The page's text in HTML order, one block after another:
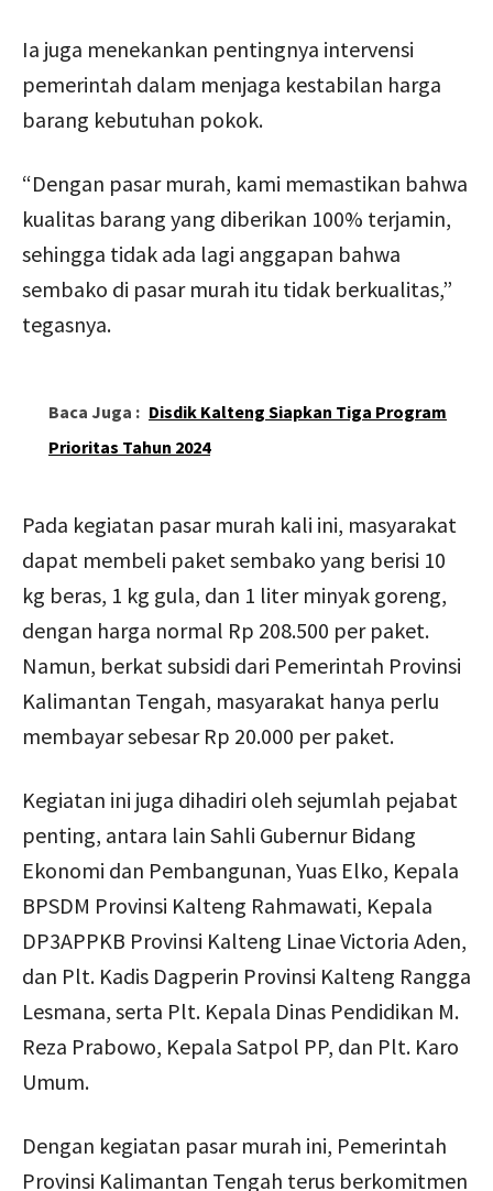
Ia juga menekankan pentingnya intervensi
pemerintah dalam menjaga kestabilan harga
barang kebutuhan pokok.
“Dengan pasar murah, kami memastikan bahwa
kualitas barang yang diberikan 100% terjamin,
sehingga tidak ada lagi anggapan bahwa
sembako di pasar murah itu tidak berkualitas,”
tegasnya.
Baca Juga : Disdik Kalteng Siapkan Tiga Program
Prioritas Tahun 2024
Pada kegiatan pasar murah kali ini, masyarakat
dapat membeli paket sembako yang berisi 10
kg beras, 1 kg gula, dan 1 liter minyak goreng,
dengan harga normal Rp 208.500 per paket.
Namun, berkat subsidi dari Pemerintah Provinsi
Kalimantan Tengah, masyarakat hanya perlu
membayar sebesar Rp 20.000 per paket.
Kegiatan ini juga dihadiri oleh sejumlah pejabat
penting, antara lain Sahli Gubernur Bidang
Ekonomi dan Pembangunan, Yuas Elko, Kepala
BPSDM Provinsi Kalteng Rahmawati, Kepala
DP3APPKB Provinsi Kalteng Linae Victoria Aden,
dan Plt. Kadis Dagperin Provinsi Kalteng Rangga
Lesmana, serta Plt. Kepala Dinas Pendidikan M.
Reza Prabowo, Kepala Satpol PP, dan Plt. Karo
Umum.
Dengan kegiatan pasar murah ini, Pemerintah
Provinsi Kalimantan Tengah terus berkomitmen